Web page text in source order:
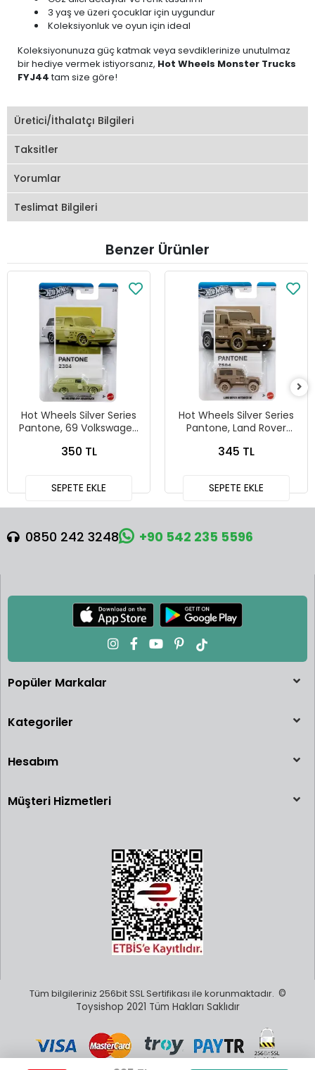
3 yaş ve üzeri çocuklar için uygundur
Koleksiyonluk ve oyun için ideal
Koleksiyonunuza güç katmak veya sevdiklerinize unutulmaz
bir hediye vermek istiyorsanız, Hot Wheels Monster Trucks
FYJ44tam size göre!
Üretici/İthalatçı Bilgileri
Taksitler
Yorumlar
Teslimat Bilgileri
Benzer Ürünler
Hot Wheels Silver Series
Pantone, 69 Volkswagen
350 TL
SEPETE EKLE
Hot Wheels Silver Series
Pantone, Land Rover
345 TL
SEPETE EKLE
0850 242 3248 +90 542 235 5596
Popüler Markalar
Kategoriler
Hesabım
Müşteri Hizmetleri
Tüm bilgileriniz 256bit SSL Sertifikası ile korunmaktadır. ©
Toysishop 2021 Tüm Hakları Saklıdır